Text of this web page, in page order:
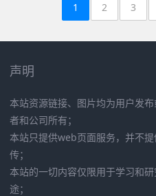
1 2 3
声明
本站资源链接、图片均为用户发
者和公司所有；
本站只提供web页面服务，并不
传；
本站的一切内容仅限用于学习和
途；